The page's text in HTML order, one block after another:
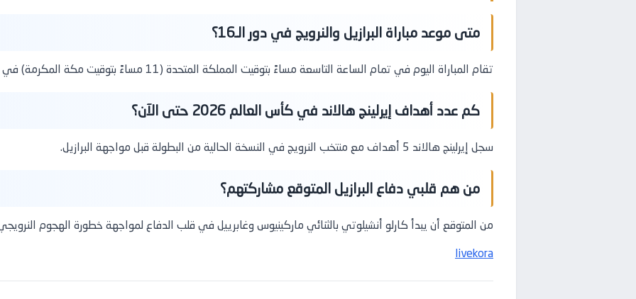
متى موعد مباراة البرازيل والنرويج في دور الـ16؟
تقام المباراة اليوم في تمام الساعة التاسعة مساءً بتوقيت المملكة المتحدة (11 مساءً بتوقيت مكة المكرمة) في مدينة نيو جيرسي.
كم عدد أهداف إيرلينج هالاند في كأس العالم 2026 حتى الآن؟
سجل إيرلينج هالاند 5 أهداف مع منتخب النرويج في النسخة الحالية من البطولة قبل مواجهة البرازيل.
من هم قلبي دفاع البرازيل المتوقع مشاركتهم؟
من المتوقع أن يبدأ كارلو أنشيلوتي بالثنائي ماركينيوس وغابرييل في قلب الدفاع لمواجهة خطورة الهجوم
livekora